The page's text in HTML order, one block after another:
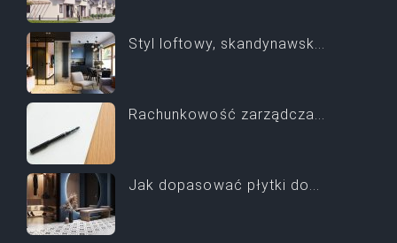
Styl loftowy, skandynawsk...
Rachunkowość zarządcza...
Jak dopasować płytki do...